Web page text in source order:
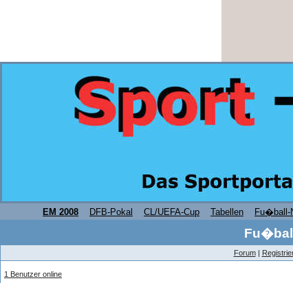
EM 2008 DFB-Pokal CL/UEFA-Cup Tabellen Fu�ball-
Forum|
1 Benutzer online